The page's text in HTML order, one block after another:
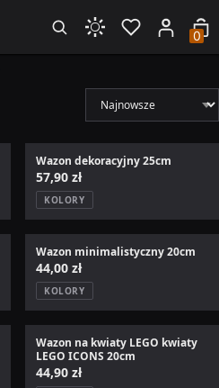
0
Sortuj
Wazon dekoracyjny 25cm
57,90 zł
KOLORY
Wazon minimalistyczny 20cm
44,00 zł
KOLORY
Wazon na kwiaty LEGO kwiaty
LEGO ICONS 20cm
44,90 zł